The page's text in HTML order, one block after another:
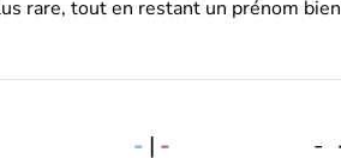
rare, tout en restant un prénom
- | - -